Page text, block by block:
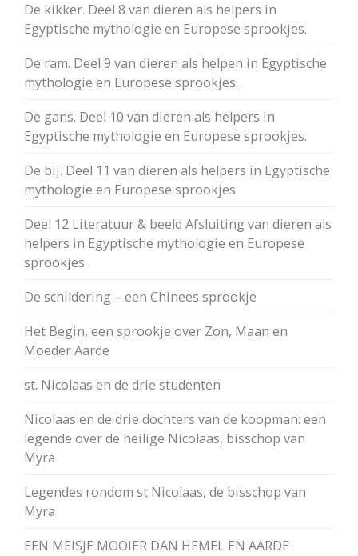
De kikker. Deel 8 van dieren als helpers in
Egyptische mythologie en Europese sprookjes.
De ram. Deel 9 van dieren als helpen in Egyptische
mythologie en Europese sprookjes.
De gans. Deel 10 van dieren als helpers in
Egyptische mythologie en Europese sprookjes.
De bij. Deel 11 van dieren als helpers in Egyptische
mythologie en Europese sprookjes
Deel 12 Literatuur & beeld Afsluiting van dieren als
helpers in Egyptische mythologie en Europese
sprookjes
De schildering – een Chinees sprookje
Het Begin, een sprookje over Zon, Maan en
Moeder Aarde
st. Nicolaas en de drie studenten
Nicolaas en de drie dochters van de koopman: een
legende over de heilige Nicolaas, bisschop van
Myra
Legendes rondom st Nicolaas, de bisschop van
Myra
EEN MEISJE MOOIER DAN HEMEL EN AARDE